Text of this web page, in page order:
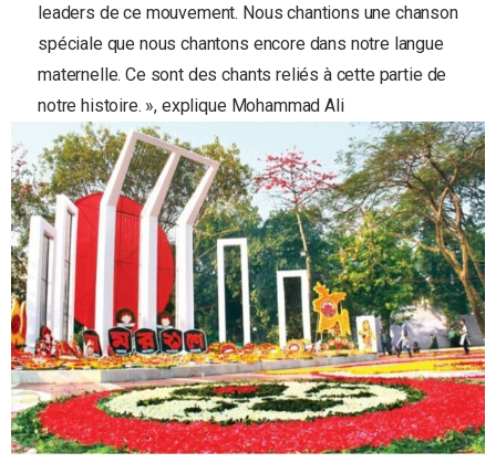
leaders de ce mouvement. Nous chantions une chanson
spéciale que nous chantons encore dans notre langue
maternelle. Ce sont des chants reliés à cette partie de
notre histoire. », explique Mohammad Ali